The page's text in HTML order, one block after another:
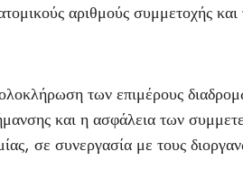
αριθμούς συμμετοχής και
των επιμέρους
και η ασφάλεια των
σε συνεργασία με τους